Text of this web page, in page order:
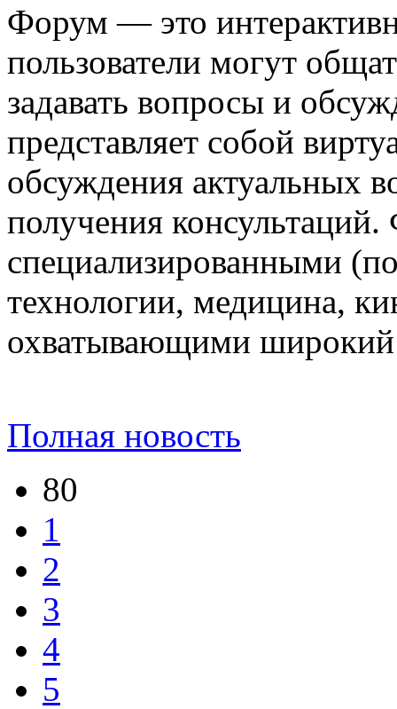
Форум — это
пользователи могут
задавать вопросы и
представляет собой
обсуждения актуальных
получения
специализированными
технологии, медицина,
охватывающими широкий
Полная новость
80
1
2
3
4
5